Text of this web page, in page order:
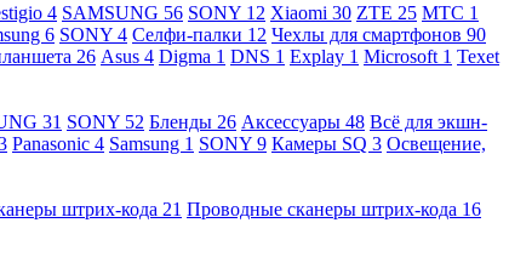
4 SAMSUNG 56 SONY 12 Xiaomi 30 ZTE 25 МТС 1
6 SONY 4 Селфи-палки 12 Чехлы для смартфонов 90
26 Asus 4 Digma 1 DNS 1 Explay 1 Microsoft 1 Texet
31 SONY 52 Бленды 26 Аксессуары 48 Всё для экшн-
Panasonic 4 Samsung 1 SONY 9 Камеры SQ 3 Освещение,
штрих-кода 21 Проводные сканеры штрих-кода 16